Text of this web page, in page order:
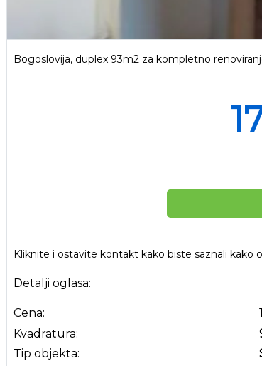
Bogoslovija, duplex 93m2 za kompletno
Kliknite i ostavite kontakt kako biste saznali
Detalji oglasa:
Cena:
Kvadratura:
Tip objekta: